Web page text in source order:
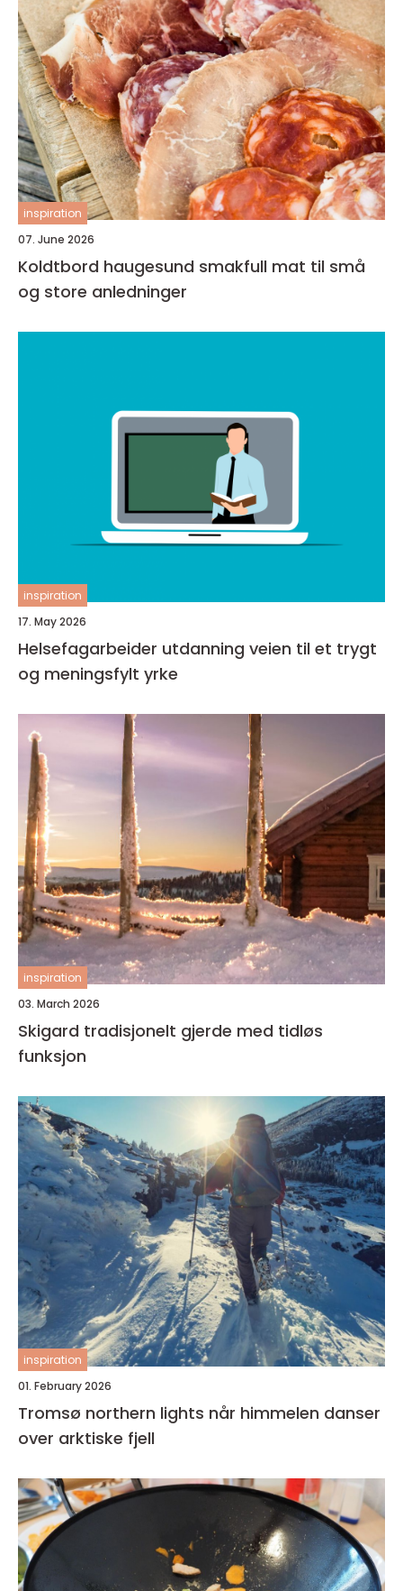
inspiration
07. June 2026
Koldtbord haugesund smakfull mat til små
og store anledninger
inspiration
17. May 2026
Helsefagarbeider utdanning veien til et trygt
og meningsfylt yrke
inspiration
03. March 2026
Skigard tradisjonelt gjerde med tidløs
funksjon
inspiration
01. February 2026
Tromsø northern lights når himmelen danser
over arktiske fjell